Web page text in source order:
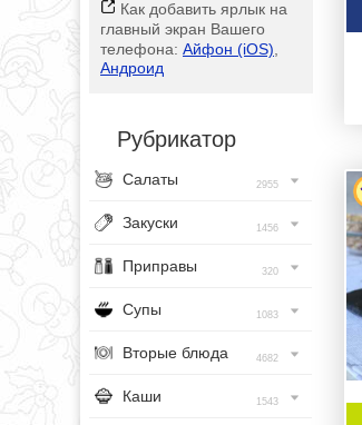
Как добавить ярлык на
главный экран Вашего
телефона: Айфон (iOS)
Андроид
Рубрикатор
Салаты 2955
Закуски 1456
Приправы 320
Супы 1083
Вторые блюда 4682
Каши 1543